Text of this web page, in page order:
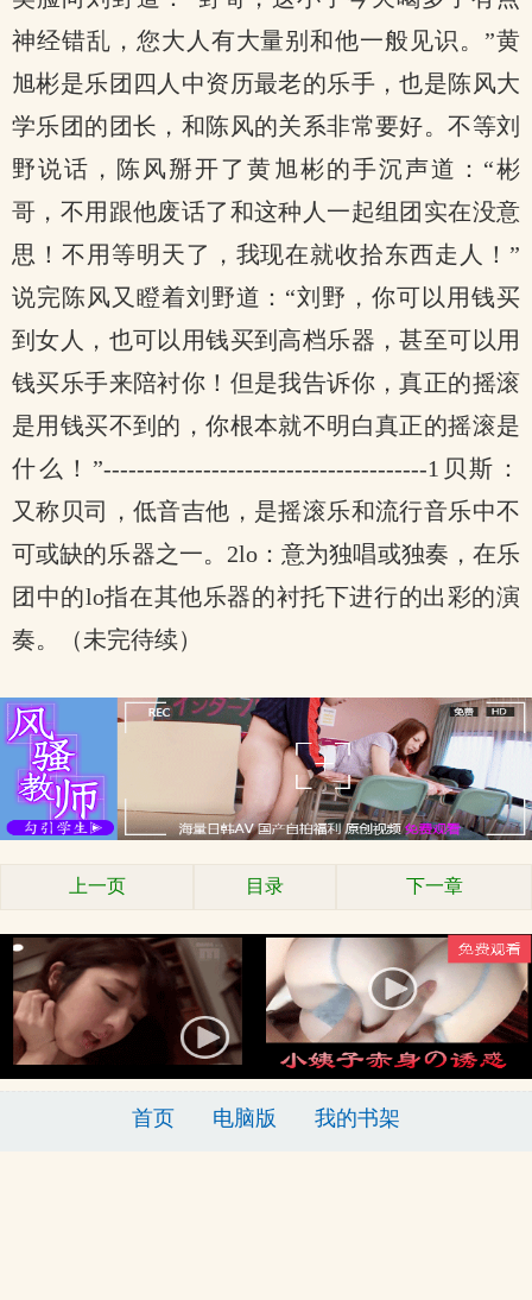
神经错乱，您大人有大量别和他一般见识。”黄
旭彬是乐团四人中资历最老的乐手，也是陈风大
学乐团的团长，和陈风的关系非常要好。不等刘
野说话，陈风掰开了黄旭彬的手沉声道：“彬
哥，不用跟他废话了和这种人一起组团实在没意
思！不用等明天了，我现在就收拾东西走人！”
说完陈风又瞪着刘野道：“刘野，你可以用钱买
到女人，也可以用钱买到高档乐器，甚至可以用
钱买乐手来陪衬你！但是我告诉你，真正的摇滚
是用钱买不到的，你根本就不明白真正的摇滚是
什么！”---------------------------------------1贝斯：
又称贝司，低音吉他，是摇滚乐和流行音乐中不
可或缺的乐器之一。2lo：意为独唱或独奏，在乐
团中的lo指在其他乐器的衬托下进行的出彩的演
奏。（未完待续）
上一页 目录 下一章
首页 电脑版 我的书架